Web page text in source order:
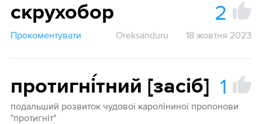
скрухобор 2
Прокоментувати Oreksanduru 18 жовтня 2023
протигні́тний [засіб] 1
подальший розвиток чудової кароліниної пропонови
"протигніт"